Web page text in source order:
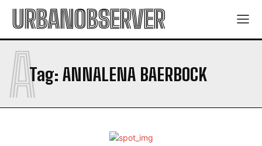
URBANOBSERVER
Tag: ANNALENA BAERBOCK
A